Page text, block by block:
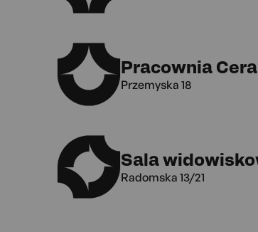
Pracownia
Przemyska 18
Sala
Radomska 13/21